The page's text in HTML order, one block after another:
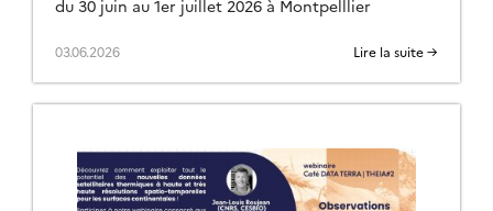
du 30 juin au 1er juillet 2026 à Montpelllier
03.06.2026 Lire la suite →